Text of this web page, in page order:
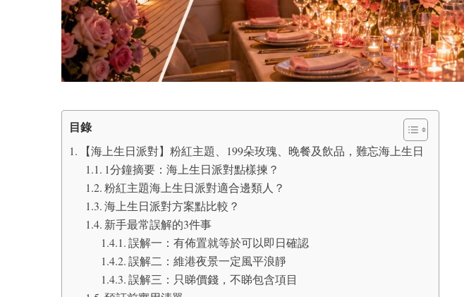
目錄
【海上生日派對】粉紅主題、199朵玫瑰、晚餐及飲品，難忘海上生日
1分鐘摘要：海上生日派對點樣揀？
粉紅主題海上生日派對適合邊類人？
海上生日派對方案點比較？
新手最常誤解的3件事
誤解一：有佈置就等於可以即日確認
誤解二：維港夜景一定風平浪靜
誤解三：只睇價錢，不睇包含項目